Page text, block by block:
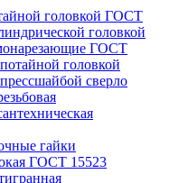
головкой ГОСТ
головкой
ГОСТ
головкой
сверло
гайки
ГОСТ 15523